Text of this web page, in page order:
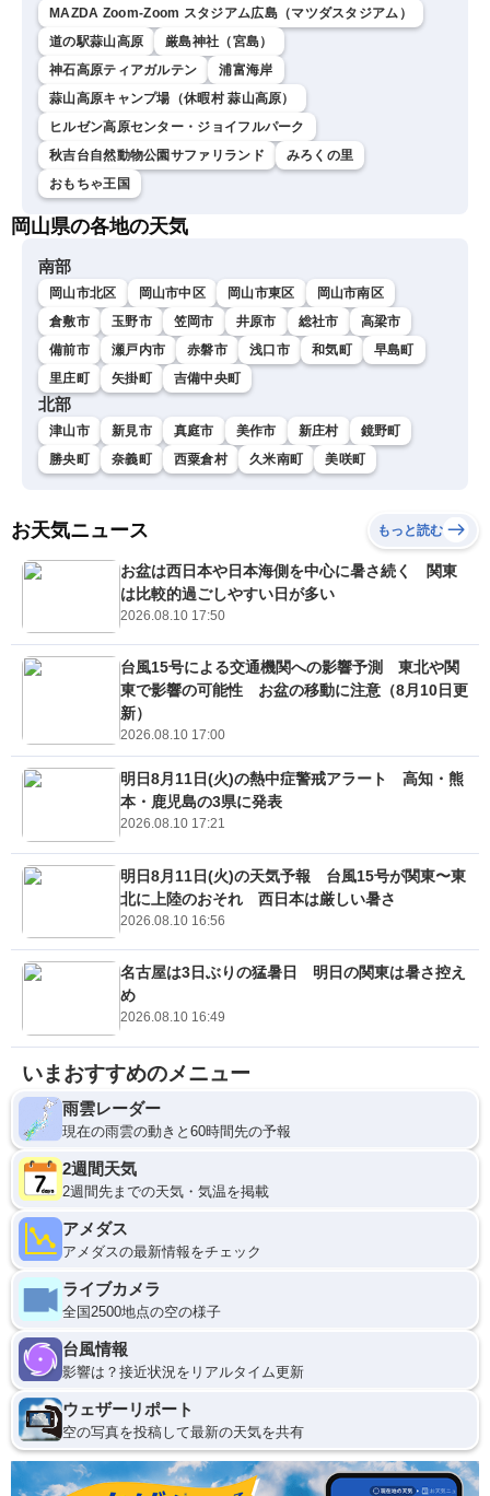
MAZDA Zoom-Zoom スタジアム広島（マツダスタジアム）
道の駅蒜山高原
厳島神社（宮島）
神石高原ティアガルテン
浦富海岸
蒜山高原キャンプ場（休暇村 蒜山高原）
ヒルゼン高原センター・ジョイフルパーク
秋吉台自然動物公園サファリランド
みろくの里
おもちゃ王国
岡山県の各地の天気
南部
岡山市北区 岡山市中区 岡山市東区
岡山市南区
倉敷市
玉野市 笠岡市 井原市 総社市
高梁市
備前市
瀬戸内市 赤磐市 浅口市 和気町
早島町
里庄町
矢掛町 吉備中央町
北部
津山市 新見市 真庭市 美作市 新庄村
鏡野町
勝央町
奈義町 西粟倉村 久米南町 美咲町
お天気ニュース もっと読む
お盆は西日本や日本海側を中心に暑さ続く 関東
は比較的過ごしやすい日が多い
2026.08.10 17:50
台風15号による交通機関への影響予測 東北や関
東で影響の可能性 お盆の移動に注意（8月10日更
新）
2026.08.10 17:00
明日8月11日(火)の熱中症警戒アラート 高知・熊
本・鹿児島の3県に発表
2026.08.10 17:21
明日8月11日(火)の天気予報 台風15号が関東〜東
北に上陸のおそれ 西日本は厳しい暑さ
2026.08.10 16:56
名古屋は3日ぶりの猛暑日 明日の関東は暑さ控え
め
2026.08.10 16:49
いまおすすめのメニュー
雨雲レーダー
現在の雨雲の動きと60時間先の予報
2週間天気
2週間先までの天気・気温を掲載
アメダス
アメダスの最新情報をチェック
ライブカメラ
全国2500地点の空の様子
台風情報
影響は？接近状況をリアルタイム更新
ウェザーリポート
空の写真を投稿して最新の天気を共有